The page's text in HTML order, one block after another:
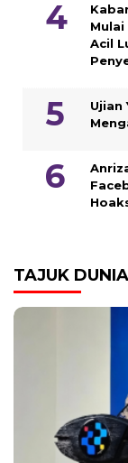
Acil
Ujian
TAJUK DUNIA